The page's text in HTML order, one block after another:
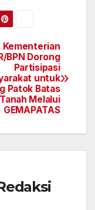
Kementerian
BPN Dorong
Partisipasi
untuk
Patok Batas
Tanah Melalui
GEMAPATAS